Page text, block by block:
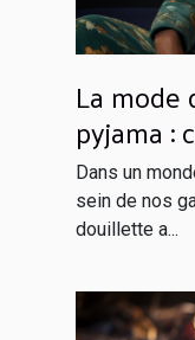
La
pyjama :
rester à
Dans un
sein de nos
douillette a...